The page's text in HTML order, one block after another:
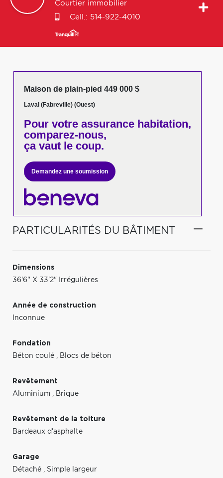
Courtier immobilier
Cell.: 514-922-4010
Maison de plain-pied 449 000 $
Laval (Fabreville) (Ouest)
Pour votreassurance habitation,
comparez-nous,
ça vaut le coup.
Demandez une soumission
PARTICULARITÉS DU BÂTIMENT
Dimensions
36'6" X 33'2" Irrégulières
Année de construction
Inconnue
Fondation
Béton coulé , Blocs de béton
Revêtement
Aluminium , Brique
Revêtement de la toiture
Bardeaux d'asphalte
Garage
Détaché , Simple largeur